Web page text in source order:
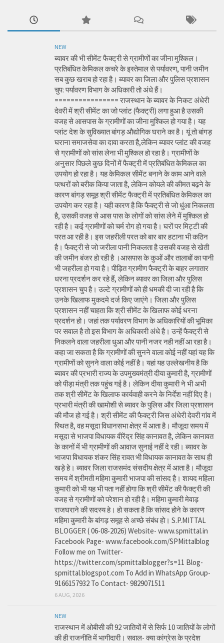
NEW
ब्यावर की भी सीमेंट फैक्ट्री से ग्रामीणों का जीना मुश्किल।
प्रतिबंधित केमिकल कचरे के इस्तेमाल से पर्यावरण, पानी जमीन
सब कुछ खराब हो रहा है। ब्यावर का जिला और पुलिस प्रशासन
चुप: पर्यावरण विभाग के अधिकारी तो अंधे हैं।
================ राजस्थान के ब्यावर के निकट अंधेरी
देवरी में श्री सीमेंट का जो प्लांट (फैक्ट्री) लगा हुआ है उसकी
वजह से आसपास के ग्रामीणों का जीना मुश्किल हो गया है। यह
प्लांट देश के सुविख्यात बांगड़ औद्योगिक घराने का है। यूं तो बांगड़
घराना समाजसेवा का दावा करता है,लेकिन ब्यावर प्लांट की वजह
से ग्रामीणों को सांस लेना भी मुश्किल हो रहा है। ग्रामीणों के
अनुसार पिछले कुछ दिनों में फैक्ट्री में प्रतिबंधित केमिकल का
उपयोग हो रहा है। यह केमिकल सीमेंट बनाने के काम आने वाले
पत्थरों को बरीक किया जाता है, लेकिन कोयले की कीमत बढ़ने के
कारण बांगड़ समूह श्री सीमेंट फैक्ट्री में प्रतिबंधित केमिकल का
उपयोग कर रहा है। यही कारण है कि फैक्ट्री से जो धुंआ निकलता
है, उसकी वजह से आस पास के लोगों को सांस लेने में मुश्किल हो
रही है। कई ग्रामीणों को चर्म रोग हो गया है। घरों पर मिट्टी की
परत आ रही है। इस जहरीली परत को बार बार हटाना भी कठिन
है। फैक्ट्री से जो जरीला पानी निकलता है उसकी वजह से खेती
की जमीन बंजर हो रही है ।आसपास के कुओं और तालाबों का पानी
भी जहरीला हो गया है। पीड़ित ग्रामीण फैक्ट्री के बाहर लगातार
धरना प्रदर्शन कर रहे हैं, लेकिन ब्यावर का जिला और पुलिस
प्रशासन चुप है। उल्टे ग्रामीणों को ही धमकी दी जा रही है कि
उनके खिलाफ मुकदमे दर्ज किए जाएंगे। जिला और पुलिस
प्रशासन नहीं चाहता कि श्री सीमेंट के खिलाफ कोई धरना
प्रदर्शन हो। जहां तक पर्यावरण विभाग के अधिकारियों की भूमिका
पर सवाल है तो इस विभाग के अधिकारी अंधे है। उन्हें फैक्ट्री से
निकलने वाला जहरीला धुआ और पानी नजर नही नहीं आ रहा है।
कहा जा सकता है कि ग्रामीणों की सुनने वाला कोई नहीं यहां यह कि
ग्रामीणों को सुनने वाला कोई नहीं है। यहां यह उल्लेखनीय है कि
ब्यावर की प्रभारी राज्य के उपमुख्यमंत्री दीया कुमारी है, ग्रामीणों
को पीड़ा मंत्री तक पहुंच गई है। लेकिन दीया कुमारी ने भी अभी
तक श्री सीमेंट के खिलाफ कार्यवाही करने के निर्देश नहीं दिए है।
प्रभारी मंत्री की खामोशी से ब्यावर के पुलिस और जिला प्रशासन
की मौज हो गई है। श्री सीमेंट की फैक्ट्री जिस अंधेरी देवरी गांव में
स्थित है, वह मसूदा विधानसभा क्षेत्र में आता है। मौजूदा समय में
मसूदा से भाजपा विधायक वीरेंद्र सिंह कानावत है, लेकिन कानावत
के कानों में भी ग्रामीणों की आवाज सुनाई नहीं दे रही। ब्यावर के
भाजपा विधायक शंकर सिंह रावत भी विधायक कानावत के साथ ही
खड़े हे। ब्यावर जिला राजसमंद संसदीय क्षेत्र में आता है। मौजूदा
समय में श्रीमती महिमा कुमारी भाजपा की सांसद है। शायद महिला
कुमारी को भी यह भी पता नहीं होगा कि श्री सीमेंट की फैक्ट्री की
वजह से ग्रामीणों को परेशान हो रही है। महिमा कुमारी मेवाड़
राजघराने की सदस्य हे। हो सकता है कि सांसद होने के कारण
महिमा कुमारी के बांगड़ समूह से अच्छे संबंध हो। S.P.MITTAL
BLOGGER ( 06-08-2026) Website- www.spmittal.in
Facebook Page- www.facebook.com/SPMittalblog
Follow me on Twitter-
https://twitter.com/spmittalblogger?s=11 Blog-
spmittal.blogspot.com To Add in WhatsApp Group-
9166157932 To Contact- 9829071511
6 AUG, 2026
NEW
राजस्थान में ओबीसी की 92 जातियों में से सिर्फ 10 जातियों के लोगों
की ही राजनीति में भागीदारी। सवाल- क्या कांग्रेस के प्रदेश